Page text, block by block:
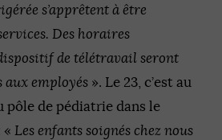
s’apprêtent à être
Des horaires
de télétravail seront
aux employés ». Le 23, c’est au
pôle de pédiatrie dans le
« Les enfants soignés chez nous